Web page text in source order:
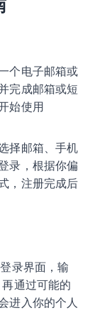
个电子邮箱或
完成邮箱或短
始使用
择邮箱、手机
录，根据你偏
，注册完成后
录界面，输
通过可能的
进入你的个人